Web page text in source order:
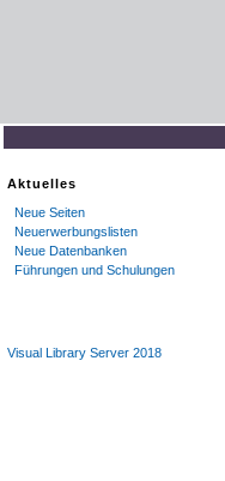
Aktuelles
Neue Seiten
Neuerwerbungslisten
Neue Datenbanken
Führungen und Schulungen
Visual Library Server 2018